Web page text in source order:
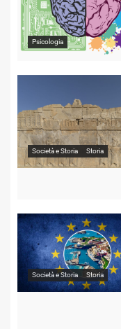
Psicologia
Società e Storia Storia
Società e Storia Storia